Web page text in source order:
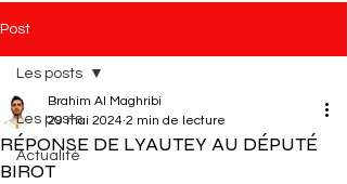
Post
Les posts
Actualité
Les posts
RÉPONSE DE LYAUTEY AU DÉPUTÉ
BIROT
Brahim Al Maghribi
29 mai 2024 2 min de lecture